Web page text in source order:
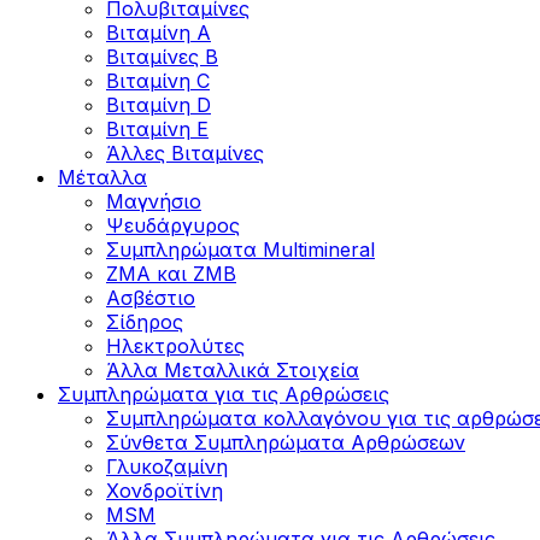
Πολυβιταμίνες
Βιταμίνη Α
Βιταμίνες Β
Βιταμίνη C
Βιταμίνη D
Βιταμίνη Ε
Άλλες Βιταμίνες
Μέταλλα
Μαγνήσιο
Ψευδάργυρος
Συμπληρώματα Multimineral
ZMA και ZMB
Ασβέστιο
Σίδηρος
Ηλεκτρολύτες
Άλλα Mεταλλικά Στοιχεία
Συμπληρώματα για τις Αρθρώσεις
Συμπληρώματα κολλαγόνου για τις
Σύνθετα Συμπληρώματα Αρθρώσεων
Γλυκοζαμίνη
Χονδροϊτίνη
MSM